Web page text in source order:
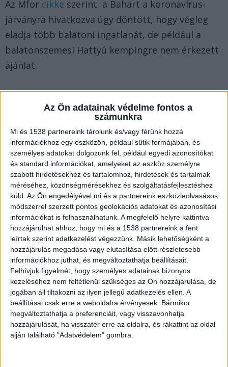
Az Ön adatainak védelme fontos a
számunkra
Mi és 1538 partnereink tárolunk és/vagy férünk hozzá
információkhoz egy eszközön, például sütik formájában, és
személyes adatokat dolgozunk fel, például egyedi azonosítókat
és standard információkat, amelyeket az eszköz személyre
szabott hirdetésekhez és tartalomhoz, hirdetések és tartalmak
méréséhez, közönségmérésekhez és szolgáltatásfejlesztéshez
küld. Az Ön engedélyével mi és a partnereink eszközleolvasásos
módszerrel szerzett pontos geolokációs adatokat és azonosítási
információkat is felhasználhatunk. A megfelelő helyre kattintva
hozzájárulhat ahhoz, hogy mi és a 1538 partnereink a fent
leírtak szerint adatkezelést végezzünk. Másik lehetőségként a
hozzájárulás megadása vagy elutasítása előtt részletesebb
információkhoz juthat, és megváltoztathatja beállításait.
Felhívjuk figyelmét, hogy személyes adatainak bizonyos
kezeléséhez nem feltétlenül szükséges az Ön hozzájárulása, de
jogában áll tiltakozni az ilyen jellegű adatkezelés ellen. A
beállításai csak erre a weboldalra érvényesek. Bármikor
megváltoztathatja a preferenciáit, vagy visszavonhatja
hozzájárulását, ha visszatér erre az oldalra, és rákattint az oldal
alján található "Adatvédelem" gombra.
Az Mfor cikke szerint a Bahart a koronavírus-
járványra hivatkozva úgy döntött, hogy végleg
eladja több balatoni ingatlanát, de például a
balatonszemesi Hattyú kempingre nem érkezett
ajánlat.
Miért ugyanannyi az áruk?
A két árverés érdekessége, hogy a bár a
balatonboglári kemping nagyobb és jobb helyen
is fekszik, mint a balatonszemesi társa (hiszen
Balatonboglár város, míg Balatonszemes falu),
de a kikiáltási áruk fillérre
megegyezett: valamivel több mint egymilliárd
forint.
Kempingből luxusingatlanok
lehetnek
A Sellő Camping érdekessége, hogy a
balatonboglári vitorláskikötő mellett helyezkedik
el egy homokos parti félszigeten.Ezt egyébként
főleg a kisgyermekesek kedvelik. Az eladás után
azonban nem lesz kötelező megtartani a